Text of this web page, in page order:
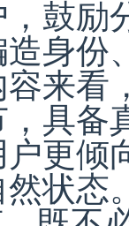
鼓励
身份
来看
具备
更倾
状态